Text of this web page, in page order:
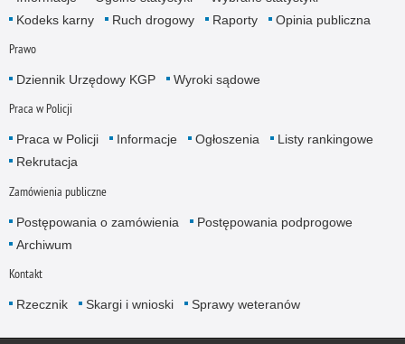
Kodeks karny
Ruch drogowy Raporty Opinia publiczna
Prawo
Dziennik Urzędowy KGP Wyroki sądowe
Praca w Policji
Praca w Policji Informacje Ogłoszenia
Listy rankingowe
Rekrutacja
Zamówienia publiczne
Postępowania o zamówienia
Postępowania podprogowe
Archiwum
Kontakt
Rzecznik Skargi i wnioski Sprawy weteranów